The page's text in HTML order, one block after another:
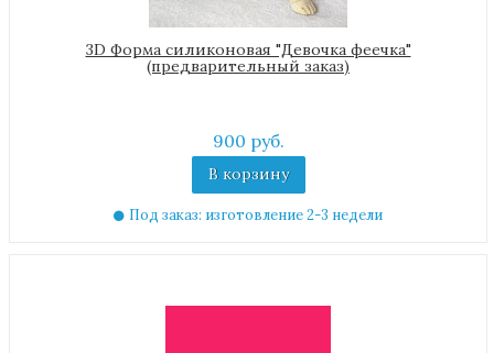
3D Форма силиконовая "Девочка феечка"
(предварительный заказ)
900 руб.
В корзину
Под заказ: изготовление 2-3 недели